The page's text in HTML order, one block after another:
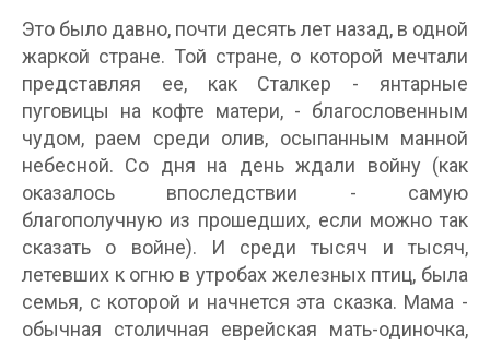
Это было давно, почти десять лет назад, в одной
жаркой стране. Той стране, о которой мечтали
представляя ее, как Сталкер - янтарные
пуговицы на кофте матери, - благословенным
чудом, раем среди олив, осыпанным манной
небесной. Со дня на день ждали войну (как
оказалось впоследствии - самую
благополучную из прошедших, если можно так
сказать о войне). И среди тысяч и тысяч,
летевших к огню в утробах железных птиц, была
семья, с которой и начнется эта сказка. Мама -
обычная столичная еврейская мать-одиночка,